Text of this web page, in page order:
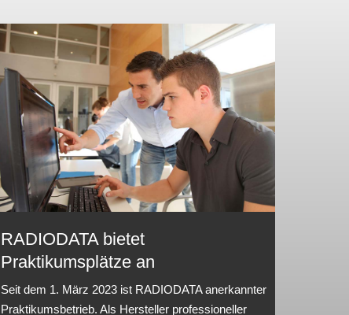
RADIODATA bietet
Praktikumsplätze an
Seit dem 1. März 2023 ist RADIODATA anerkannter
Praktikumsbetrieb. Als Hersteller professioneller